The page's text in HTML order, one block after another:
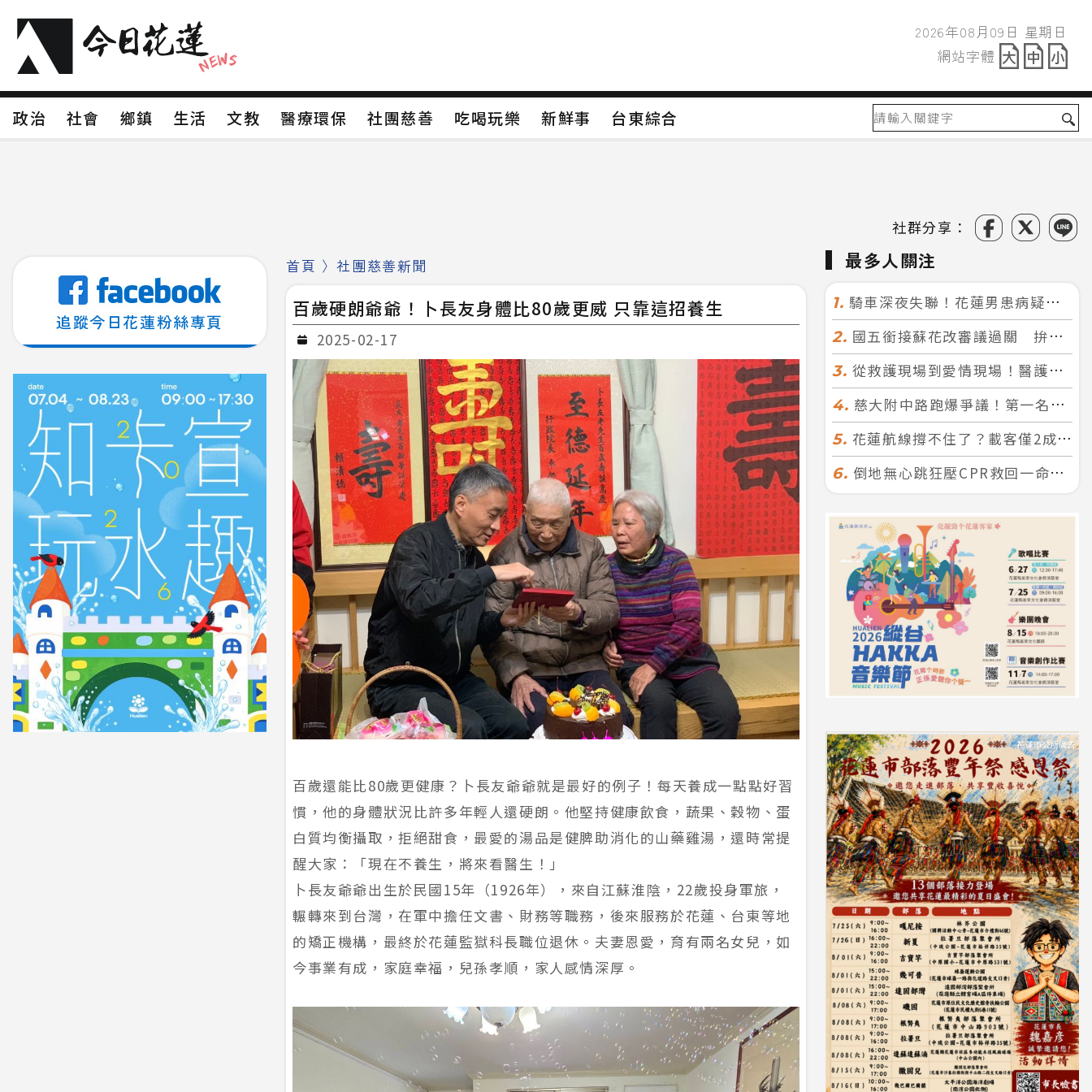
2026年08月09日
網站字體
政治 社會 鄉鎮 生活 文教 醫療環保 社團慈善 吃喝玩樂 新鮮事
台東綜合
社群分享：
追蹤今日花蓮粉絲專頁
首頁 〉社團慈善新聞
百歲硬朗爺爺！卜長友身體比80歲更威 只靠這招養生
2025-02-17
百歲還能比80歲更健康？卜長友爺爺就是最好的例子！每天養成一點點好習
慣，他的身體狀況比許多年輕人還硬朗。他堅持健康飲食，蔬果、穀物、蛋
白質均衡攝取，拒絕甜食，最愛的湯品是健脾助消化的山藥雞湯，還時常提
醒大家：「現在不養生，將來看醫生！」
卜長友爺爺出生於民國15年（1926年），來自江蘇淮陰，22歲投身軍旅，
輾轉來到台灣，在軍中擔任文書、財務等職務，後來服務於花蓮、台東等地
的矯正機構，最終於花蓮監獄科長職位退休。夫妻恩愛，育有兩名女兒，如
今事業有成，家庭幸福，兒孫孝順，家人感情深厚。
最多人關注
1. 騎車深夜失聯！花蓮男患病疑迷途 警徒步百米急尋救回一命
2. 國五銜接蘇花改審議過關 拚明年七月前開工！台北花蓮2小時生活圈成形
3. 從救護現場到愛情現場！醫護×消防浪漫聯誼 32人配對成功5對
4. 慈大附中路跑爆爭議！第一名遭拔又改並列 家長怒：難以接受
5. 花蓮航線撐不住了？載客僅2成、年虧7000萬 華信喊：真的快飛不下去
6. 倒地無心跳狂壓CPR救回一命！警手傷撕裂仍不放手 竟救到藝人何篤霖哥哥
2026年08月09日 星期日
網站字體
政治 社會 鄉鎮 生活 文教 醫療環保 社團慈善 吃喝玩樂 新鮮事 台東綜合